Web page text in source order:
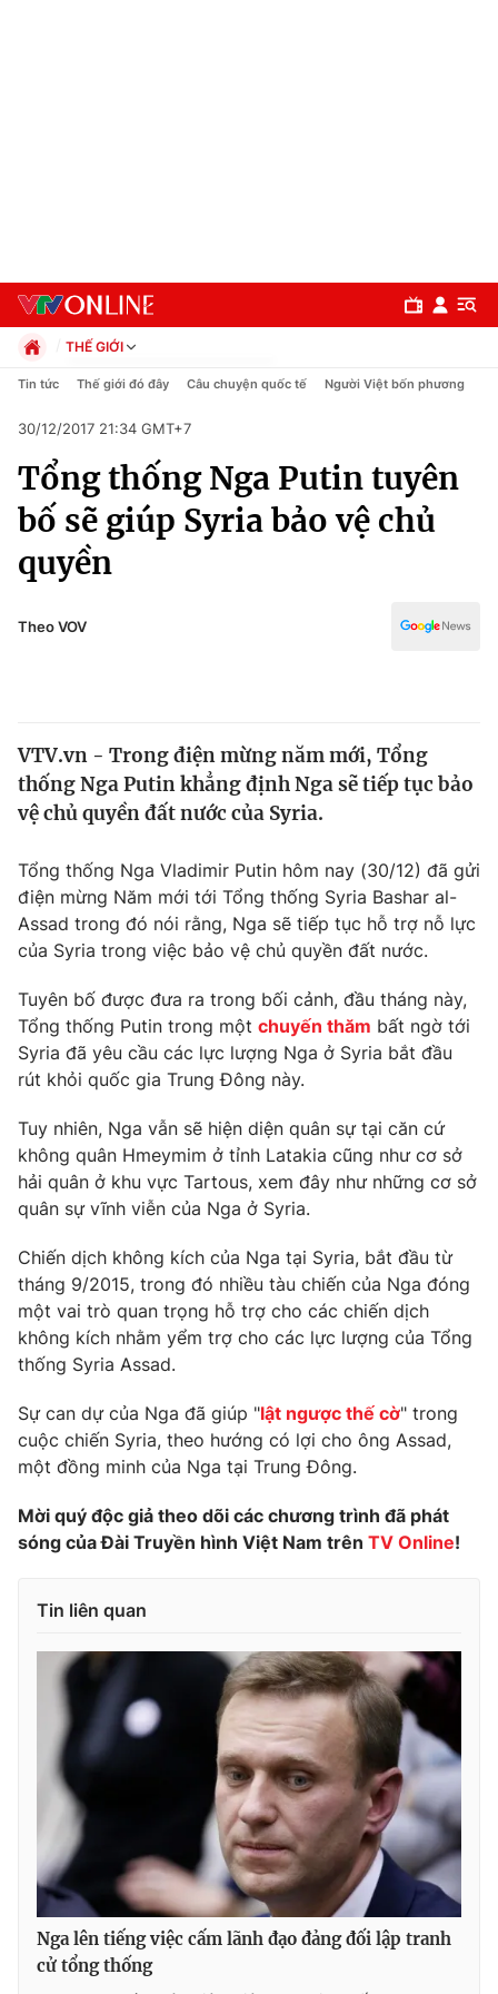
Chuyên mục
Chính trị
Xã hội
Pháp luật
Thế giới
Tin tức
Câu chuyện quốc tế
Kinh tế
Tài chính
Thị trường
Góc doanh nghiệp
Dữ liệu và đời sống
Truyền hình
Phim VTV
Hậu trường
Nhân vật
Khán giả
Giải sao mai
Giải trí
Điện ảnh
Sao
Đời sống
Du lịch
Làm đẹp
Chất lượng cuộc sống
Giáo dục
Tuyển sinh
Công nghệ
Hitech Công nghệ tương lai
Sản phẩm
Thị trường
Giao lưu trực tuyến
Lịch phát sóng
Chuyên mục khác
Emagazine Podcast
Photo Infographic
VTV Money VTV Thể thao
VTV Sức khoẻ Bất động sản
Thị trường 24h Tấm lòng Việt
VTV4 Vươn mình bằng AI
VTV9 VTV8
Liên hệ tòa soạn
THẾ GIỚI
Chính trị
Pháp luật
Kinh tế
Thể thao
Truyền hình
Văn hóa - Giải trí
Tin tức Thế giới đó đây Câu chuyện quốc tế Người Việt bốn phương
30/12/2017 21:34 GMT+7
Tổng thống Nga Putin tuyên
bố sẽ giúp Syria bảo vệ chủ
quyền
Theo VOV
VTV.vn - Trong điện mừng năm mới, Tổng
thống Nga Putin khẳng định Nga sẽ tiếp tục bảo
vệ chủ quyền đất nước của Syria.
Tổng thống Nga Vladimir Putin hôm nay (30/12) đã gửi
điện mừng Năm mới tới Tổng thống Syria Bashar al-
Assad trong đó nói rằng, Nga sẽ tiếp tục hỗ trợ nỗ lực
của Syria trong việc bảo vệ chủ quyền đất nước.
Tuyên bố được đưa ra trong bối cảnh, đầu tháng này,
Tổng thống Putin trong một chuyến thăm bất ngờ tới
Syria đã yêu cầu các lực lượng Nga ở Syria bắt đầu
rút khỏi quốc gia Trung Đông này.
Tuy nhiên, Nga vẫn sẽ hiện diện quân sự tại căn cứ
không quân Hmeymim ở tỉnh Latakia cũng như cơ sở
hải quân ở khu vực Tartous, xem đây như những cơ sở
quân sự vĩnh viễn của Nga ở Syria.
Chiến dịch không kích của Nga tại Syria, bắt đầu từ
tháng 9/2015, trong đó nhiều tàu chiến của Nga đóng
một vai trò quan trọng hỗ trợ cho các chiến dịch
không kích nhằm yểm trợ cho các lực lượng của Tổng
thống Syria Assad.
Sự can dự của Nga đã giúp "lật ngược thế cờ" trong
cuộc chiến Syria, theo hướng có lợi cho ông Assad,
một đồng minh của Nga tại Trung Đông.
Mời quý độc giả theo dõi các chương trình đã phát
sóng của Đài Truyền hình Việt Nam trên TV Online!
Tin liên quan
Nga lên tiếng việc cấm lãnh đạo đảng đối lập tranh
cử tổng thống